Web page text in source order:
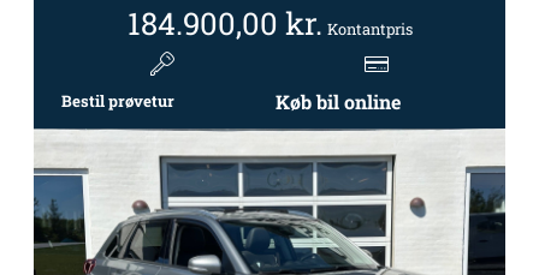
184.900,00 kr. Kontantpris
Bestil prøvetur Køb bil online